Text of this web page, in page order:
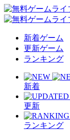
新着ゲーム
更新ゲーム
ランキング
新着
更新
ランキング